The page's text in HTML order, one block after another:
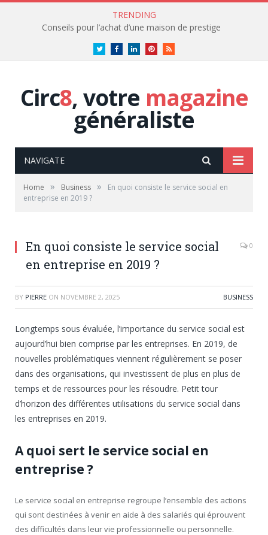
TRENDING
Conseils pour l’achat d’une maison de prestige
TwitterFacebookLinkedInPinterestRSS
Circ8, votre magazine
généraliste
NAVIGATE
Home » Business »
En quoi consiste le service social en
entreprise en 2019 ?
En quoi consiste le service social
en entreprise en 2019 ?
0
BY PIERRE ON NOVEMBRE 2, 2025 BUSINESS
Longtemps sous évaluée, l’importance du service social est
aujourd’hui bien comprise par les entreprises. En 2019, de
nouvelles problématiques viennent régulièrement se poser
dans des organisations, qui investissent de plus en plus de
temps et de ressources pour les résoudre. Petit tour
d’horizon des différentes utilisations du service social dans
les entreprises en 2019.
A quoi sert le service social en
entreprise ?
Le service social en entreprise regroupe l’ensemble des actions
qui sont destinées à venir en aide à des salariés qui éprouvent
des difficultés dans leur vie professionnelle ou personnelle.